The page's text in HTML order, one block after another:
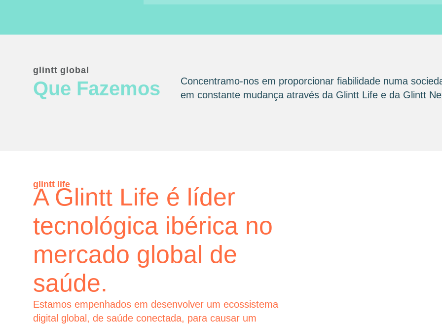
glintt global
Que Fazemos
Concentramo-nos em proporcionar fiabilidade numa
em constante mudança através da Glintt Life e da Glintt
glintt life
A Glintt Life é líder
tecnológica ibérica no
mercado global de
saúde.
Estamos empenhados em desenvolver um ecossistema
digital global, de saúde conectada, para causar um